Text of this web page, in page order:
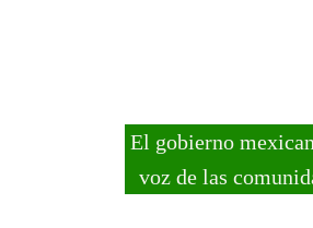
El gobierno
voz de las